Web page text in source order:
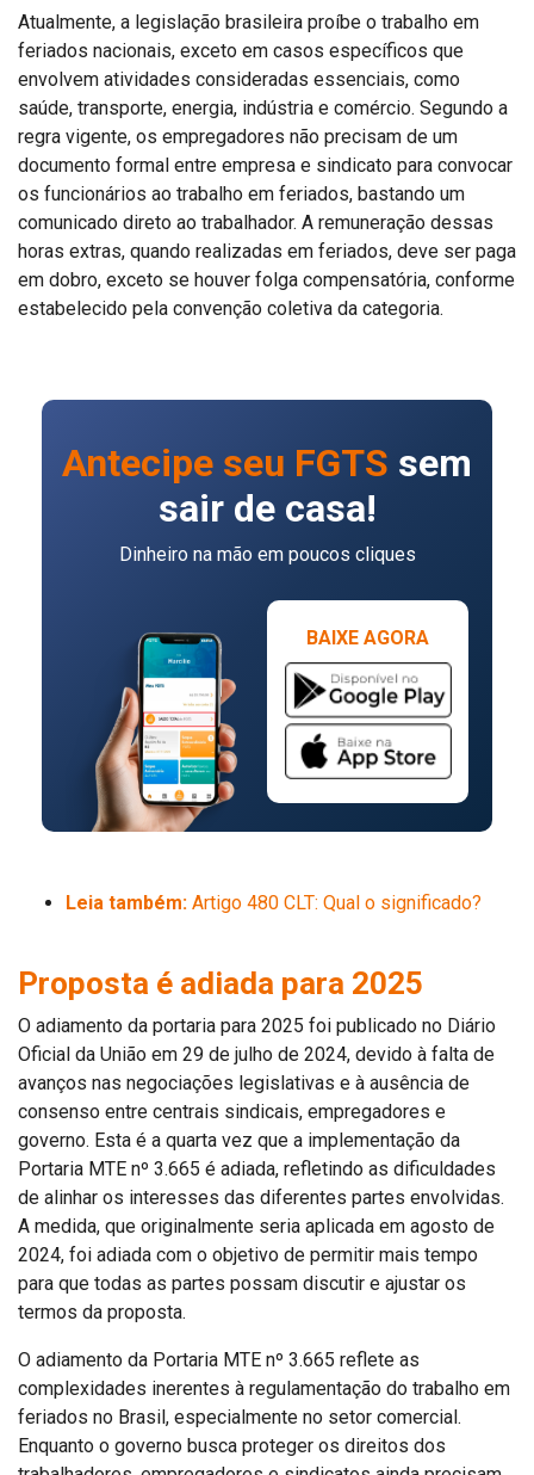
Atualmente, a legislação brasileira proíbe o trabalho em
feriados nacionais, exceto em casos específicos que
envolvem atividades consideradas essenciais, como
saúde, transporte, energia, indústria e comércio. Segundo a
regra vigente, os empregadores não precisam de um
documento formal entre empresa e sindicato para convocar
os funcionários ao trabalho em feriados, bastando um
comunicado direto ao trabalhador. A remuneração dessas
horas extras, quando realizadas em feriados, deve ser paga
em dobro, exceto se houver folga compensatória, conforme
estabelecido pela convenção coletiva da categoria.
Antecipe seu FGTS sem
sair de casa!
Dinheiro na mão em poucos cliques
BAIXE AGORA
Leia também: Artigo 480 CLT: Qual o significado?
Proposta é adiada para 2025
O adiamento da portaria para 2025 foi publicado no Diário
Oficial da União em 29 de julho de 2024, devido à falta de
avanços nas negociações legislativas e à ausência de
consenso entre centrais sindicais, empregadores e
governo. Esta é a quarta vez que a implementação da
Portaria MTE nº 3.665 é adiada, refletindo as dificuldades
de alinhar os interesses das diferentes partes envolvidas.
A medida, que originalmente seria aplicada em agosto de
2024, foi adiada com o objetivo de permitir mais tempo
para que todas as partes possam discutir e ajustar os
termos da proposta.
O adiamento da Portaria MTE nº 3.665 reflete as
complexidades inerentes à regulamentação do trabalho em
feriados no Brasil, especialmente no setor comercial.
Enquanto o governo busca proteger os direitos dos